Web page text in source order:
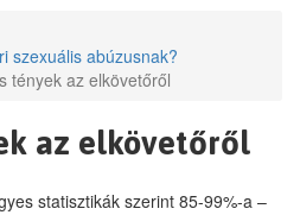
szexuális abúzusnak?
tények az elkövetőről
az elkövetőről
statisztikák szerint 85-99%-a –